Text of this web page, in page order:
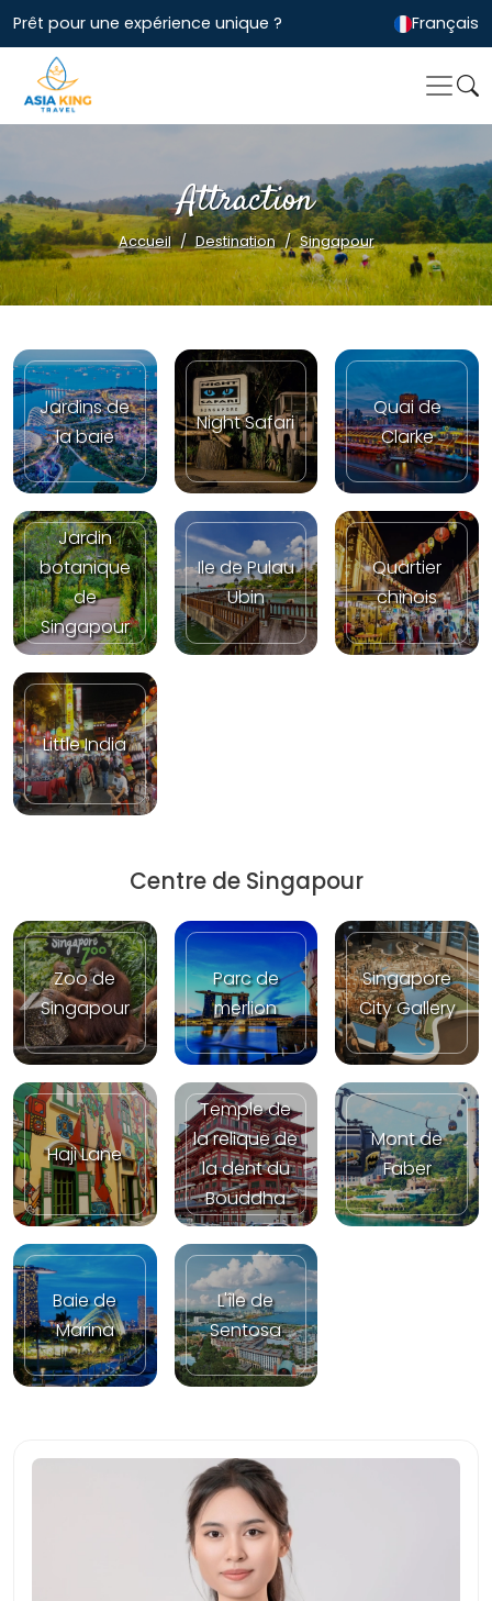
Prêt pour une expérience unique ? Français
Attraction
Accueil Destination Singapour
Jardins de
la baie
Night Safari
Quai de
Clarke
Jardin
botanique
de
Singapour
Ile de Pulau
Ubin
Quartier
chinois
Little India
Centre de Singapour
Zoo de
Singapour
Parc de
merlion
Singapore
City Gallery
Haji Lane
Temple de
la relique de
la dent du
Bouddha
Mont de
Faber
Baie de
Marina
L'île de
Sentosa